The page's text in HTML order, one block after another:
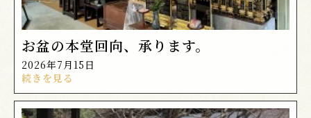
お盆の本堂回向、承ります。
2026年7月15日
続きを見る